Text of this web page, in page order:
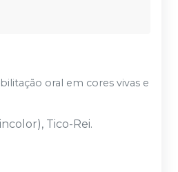
oral em cores vivas e
Tico-Rei.